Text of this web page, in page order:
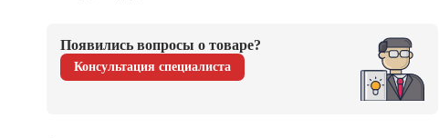
Появились вопросы о товаре?
Консультация специалиста